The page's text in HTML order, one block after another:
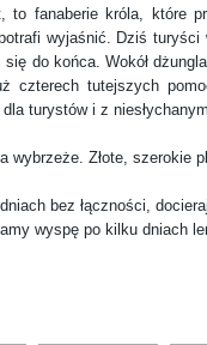
to fanaberie króla, które
wyjaśnić. Dziś
się do końca. Wokół
czterech tutejszych
turystów i z
Złote, szerokie
bez łączności,
wyspę po kilku dniach